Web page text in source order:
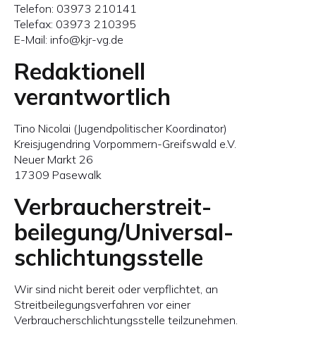
Telefon: 03973 210141
Telefax: 03973 210395
E-Mail: info@kjr-vg.de
Redaktionell
verantwortlich
Tino Nicolai (Jugendpolitischer Koordinator)
Kreisjugendring Vorpommern-Greifswald e.V.
Neuer Markt 26
17309 Pasewalk
Verbraucher­streit­
beilegung/Universal­
schlichtungs­stelle
Wir sind nicht bereit oder verpflichtet, an
Streitbeilegungsverfahren vor einer
Verbraucherschlichtungsstelle teilzunehmen.